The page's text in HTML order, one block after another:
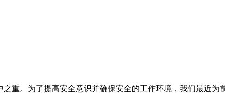
重。为了提高安全意识并确保安全的工作环境，我们最近为